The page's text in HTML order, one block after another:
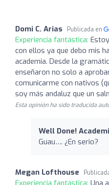
Domi C. Arias Publicada en
Experiencia fantástica:
con ellos ya que debo mis
academia. Desde la
enseñaron no solo a
comunicarme con nativos
soy más andaluz que un
Esta opinión ha sido traducida
Well Done!
Guau…. ¿En serio?
Megan Lofthouse
Experiencia fantástica: Una